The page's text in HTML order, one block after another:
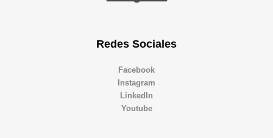
Redes Sociales
Facebook
Instagram
LinkedIn
Youtube